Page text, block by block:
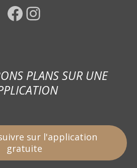
Facebook Instagram
PLANS SUR UNE
sur l'application
gratuite